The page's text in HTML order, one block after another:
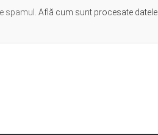
spamul. Află cum sunt procesate datele